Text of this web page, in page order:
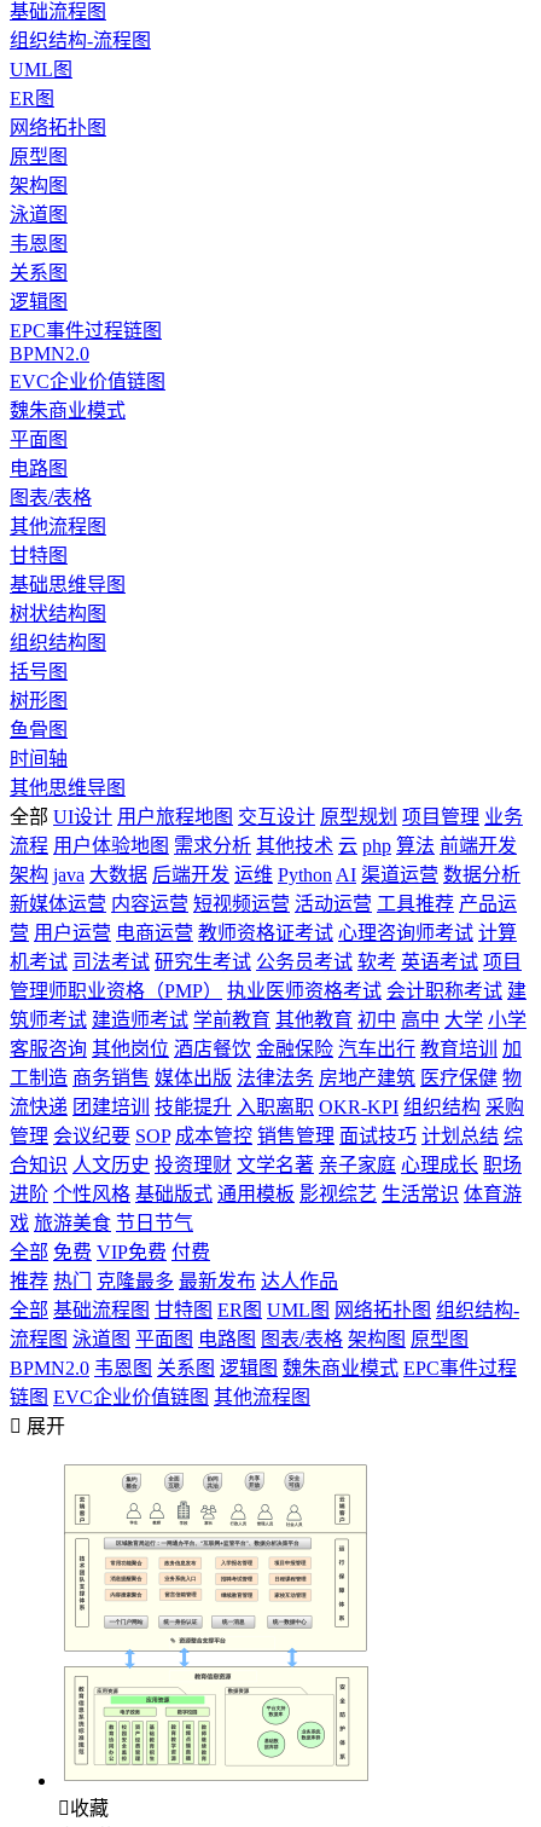
基础流程图
组织结构-流程图
UML图
ER图
网络拓扑图
原型图
架构图
泳道图
韦恩图
关系图
逻辑图
EPC事件过程链图
BPMN2.0
EVC企业价值链图
魏朱商业模式
平面图
电路图
图表/表格
其他流程图
甘特图
基础思维导图
树状结构图
组织结构图
括号图
树形图
鱼骨图
时间轴
其他思维导图
全部 UI设计 用户旅程地图 交互设计 原型规划 项目管理 业务
流程 用户体验地图 需求分析 其他技术 云 php 算法 前端开发
架构 java 大数据 后端开发 运维 Python AI 渠道运营 数据分析
新媒体运营 内容运营 短视频运营 活动运营 工具推荐 产品运
营 用户运营 电商运营 教师资格证考试 心理咨询师考试 计算
机考试 司法考试 研究生考试 公务员考试 软考 英语考试 项目
管理师职业资格（PMP）
执业医师资格考试 会计职称考试 建
筑师考试 建造师考试 学前教育 其他教育 初中 高中 大学 小学
客服咨询 其他岗位 酒店餐饮 金融保险 汽车出行 教育培训
加
工制造 商务销售 媒体出版 法律法务 房地产建筑 医疗保健 物
流快递 团建培训 技能提升 入职离职 OKR-KPI 组织结构 采购
管理 会议纪要 SOP 成本管控 销售管理 面试技巧 计划总结 综
合知识 人文历史 投资理财 文学名著 亲子家庭 心理成长 职场
进阶 个性风格 基础版式 通用模板 影视综艺 生活常识 体育游
戏 旅游美食 节日节气
全部 免费 VIP免费 付费
推荐 热门 克隆最多 最新发布 达人作品
全部 基础流程图 甘特图 ER图 UML图 网络拓扑图 组织结构-
流程图 泳道图 平面图 电路图 图表/表格 架构图 原型图
BPMN2.0 韦恩图 关系图 逻辑图 魏朱商业模式 EPC事件过程
链图 EVC企业价值链图 其他流程图
 展开
收藏